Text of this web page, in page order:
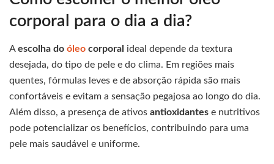
corporal para o dia a dia?
Aescolha do óleo corporal ideal depende da textura
desejada, do tipo de pele e do clima. Em regiões mais
quentes, fórmulas leves e de absorção rápida são mais
confortáveis e evitam a sensação pegajosa ao longo do dia.
Além disso, a presença de ativos antioxidantes e nutritivos
pode potencializar os benefícios, contribuindo para uma
pele mais saudável e uniforme.